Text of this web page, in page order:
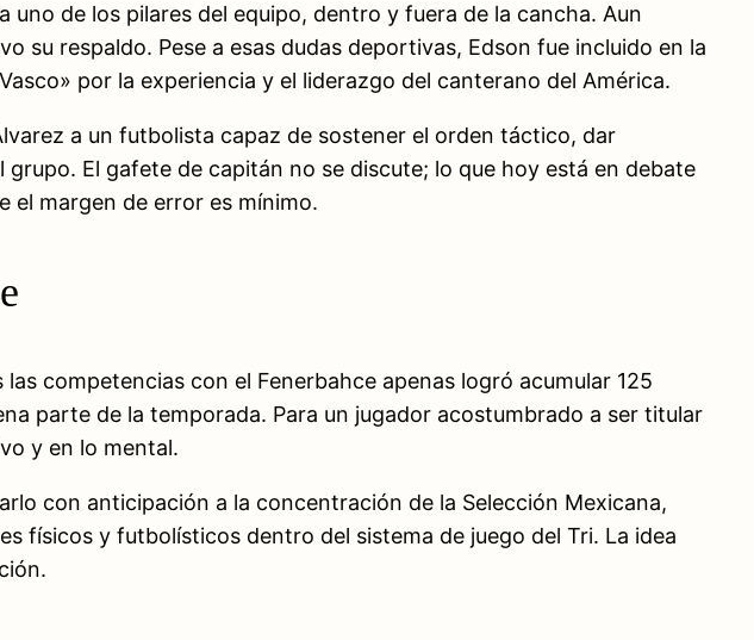
de los pilares del equipo, dentro y fuera de la cancha. Aun
su respaldo. Pese a esas dudas deportivas, Edson fue incluido en la
por la experiencia y el liderazgo del canterano del América.
a un futbolista capaz de sostener el orden táctico, dar
El gafete de capitán no se discute; lo que hoy está en debate
el margen de error es mínimo.
competencias con el Fenerbahce apenas logró acumular 125
parte de la temporada. Para un jugador acostumbrado a ser titular
y en lo mental.
con anticipación a la concentración de la Selección Mexicana,
físicos y futbolísticos dentro del sistema de juego del Tri. La idea